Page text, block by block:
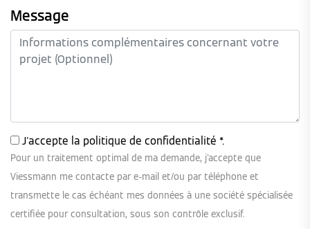
Message
J'accepte la politique de confidentialité *.
Pour un traitement optimal de ma demande, j'accepte que
Viessmann me contacte par e-mail et/ou par téléphone et
transmette le cas échéant mes données à une société spécialisée
certifiée pour consultation, sous son contrôle exclusif.